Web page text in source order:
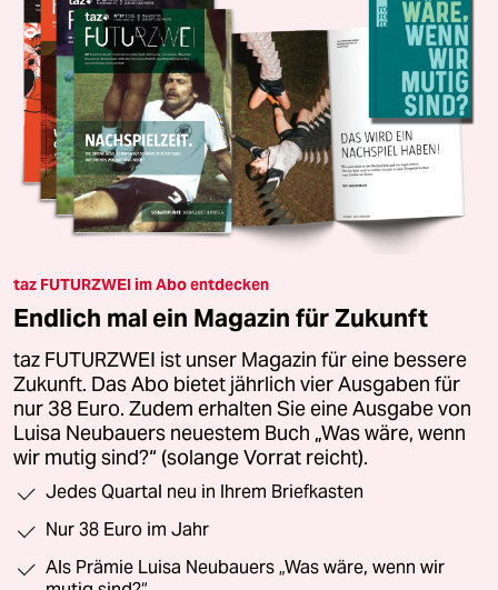
taz FUTURZWEI im Abo entdecken
Endlich mal ein Magazin für Zukunft
taz FUTURZWEI ist unser Magazin für eine bessere
Zukunft. Das Abo bietet jährlich vier Ausgaben für
nur 38 Euro. Zudem erhalten Sie eine Ausgabe von
Luisa Neubauers neuestem Buch „Was wäre, wenn
wir mutig sind?“ (solange Vorrat reicht).
Jedes Quartal neu in Ihrem Briefkasten
Nur 38 Euro im Jahr
Als Prämie Luisa Neubauers „Was wäre, wenn wir